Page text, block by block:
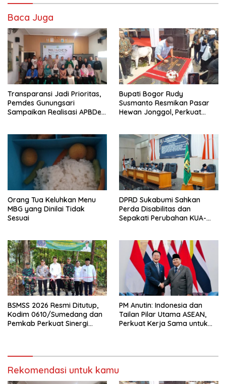
o
o
k
o
n
Baca Juga
Transparansi Jadi Prioritas,
Pemdes Gunungsari
Sampaikan Realisasi APBDes
Bupati Bogor Rudy
Susmanto Resmikan Pasar
Hewan Jonggol, Perkuat
Orang Tua Keluhkan Menu
MBG yang Dinilai Tidak
Sesuai
DPRD Sukabumi Sahkan
Perda Disabilitas dan
Sepakati Perubahan KUA-
BSMSS 2026 Resmi Ditutup,
Kodim 0610/Sumedang dan
Pemkab Perkuat Sinergi
PM Anutin: Indonesia dan
Tailan Pilar Utama ASEAN,
Perkuat Kerja Sama untuk
Rekomendasi untuk kamu